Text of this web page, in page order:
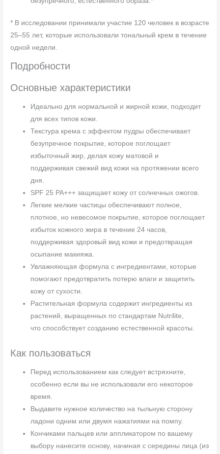
* В исследовании принимали участие 120 человек в возрасте
25–55 лет, которые использовали тональный крем в течение
одной недели.
Подробности
Основные характеристики
Идеально для нормальной и жирной кожи, подходит
для всех типов кожи.
Текстура крема с эффектом пудры обеспечивает
безупречное покрытие, которое поглощает
избыточный жир, делая кожу матовой и
поддерживая свежий вид кожи на протяжении всего
дня.
SPF 25 PA+++ защищает кожу от солнечных ожогов.
Легкие мелкие частицы обеспечивают полное,
плотное, но невесомое покрытие, которое поглощает
избыток кожного жира в течение 24 часов,
поддерживая здоровый вид кожи и предотвращая
осыпание макияжа.
Увлажняющая формула с ингредиентами, которые
помогают предотвратить потерю влаги и защитить
кожу от сухости.
Растительная формула содержит ингредиенты из
растений, выращенных по стандартам Nutrilite,
что способствует созданию естественной красоты.
Как пользоваться
Перед использованием как следует встряхните,
особенно если вы не использовали его некоторое
время.
Выдавите нужное количество на тыльную сторону
ладони одним или двумя нажатиями на помпу.
Кончиками пальцев или аппликатором по вашему
выбору нанесите основу, начиная с середины лица (из